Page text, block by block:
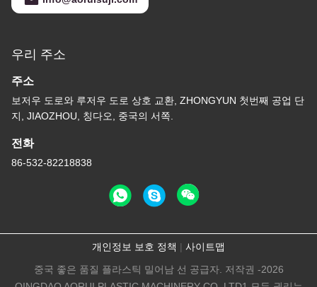
우리 주소
주소
보저우 도로와 루저우 도로 상호 교환, ZHONGYUN 첫번째 공업 단
지, JIAOZHOU, 칭다오, 중국의 서쪽.
전화
86-532-82218838
개인정보 보호 정책 | 사이트맵
중국 좋은 품질 플라스틱 밀어남 선 공급자. 저작권 -2026